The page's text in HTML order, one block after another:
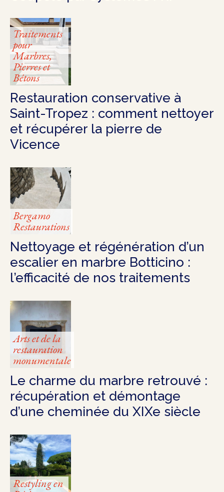
Traitements
pour
Marbres,
Pierres et
Bétons
Restauration conservative à
Saint-Tropez : comment nettoyer
et récupérer la pierre de
Vicence
Bergamo
Restaurations
Nettoyage et régénération d’un
escalier en marbre Botticino :
l’efficacité de nos traitements
Arts et de la
restauration
monumentale
Le charme du marbre retrouvé :
récupération et démontage
d’une cheminée du XIXe siècle
Restyling en